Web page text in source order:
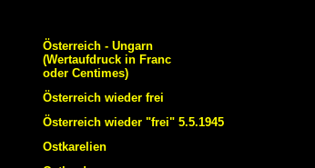
Österreich - Ungarn
(Wertaufdruck in Franc
oder Centimes)
Österreich wieder frei
Österreich wieder "frei" 5.5.1945
Ostkarelien